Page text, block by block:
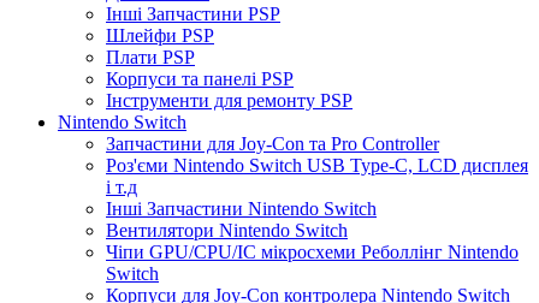
Інші Запчастини PSP
Шлейфи PSP
Плати PSP
Корпуси та панелі PSP
Інструменти для ремонту PSP
Nintendo Switch
Запчастини для Joy-Con та Pro Controller
Роз'єми Nintendo Switch USB Type-C, LCD дисплея
і т.д
Інші Запчастини Nintendo Switch
Вентилятори Nintendo Switch
Чіпи GPU/CPU/IC мікросхеми Реболлінг Nintendo
Switch
Корпуси для Joy-Con контролера Nintendo Switch